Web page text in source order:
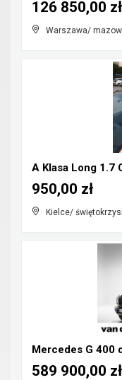
Warszawa/
126 850,00 zł
A Klasa Long 1.7
Kielce/
950,00 zł
589 900,00 zł